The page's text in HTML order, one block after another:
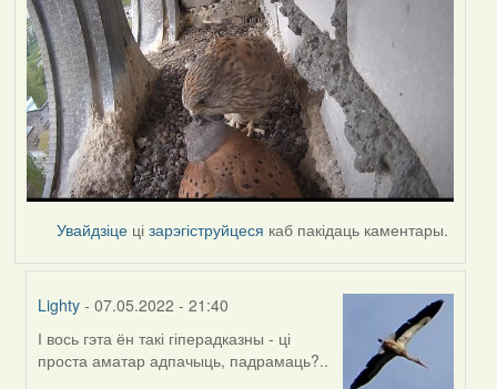
Увайдзіце цізарэгіструйцеся каб пакідаць каментары.
Lighty - 07.05.2022 - 21:40
In
reply
І вось гэта ён такі гіперадказны - ці
проста аматар адпачыць, падрамаць?..